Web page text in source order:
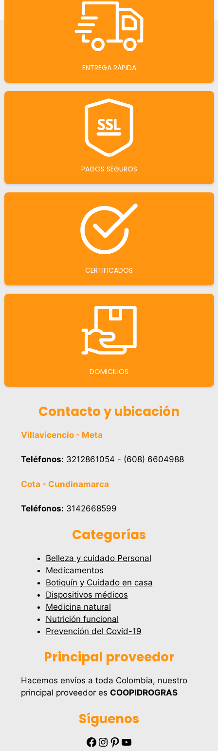
ENTREGA RÁPIDA
PAGOS SEGUROS
CERTIFICADOS
DOMICILIOS
Contacto y ubicación
Villavicencio - Meta
Teléfonos: 3212861054 - (608) 6604988
Cota - Cundinamarca
Teléfonos: 3142668599
Categorías
Belleza y cuidado Personal
Medicamentos
Botiquín y Cuidado en casa
Dispositivos médicos
Medicina natural
Nutrición funcional
Prevención del Covid-19
Principal proveedor
Hacemos envíos a toda Colombia, nuestro
principal proveedor es COOPIDROGRAS
Síguenos
Facebook Instagram Pinterest YouTube